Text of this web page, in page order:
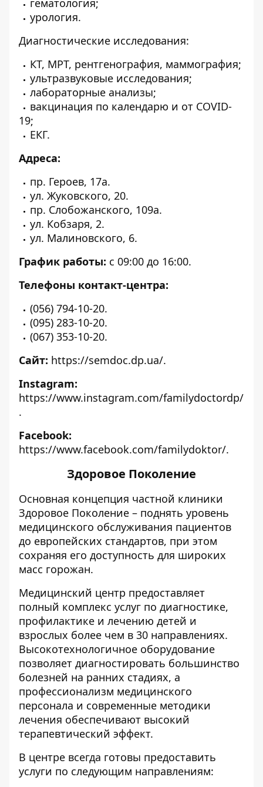
гематология;
урология.
Диагностические исследования:
КТ, МРТ, рентгенография, маммография;
ультразвуковые исследования;
лабораторные анализы;
вакцинация по календарю и от COVID-
19;
ЕКГ.
Адреса:
пр. Героев, 17а.
ул. Жуковского, 20.
пр. Слобожанского, 109а.
ул. Кобзаря, 2.
ул. Малиновского, 6.
График работы: с 09:00 до 16:00.
Телефоны контакт-центра:
(056) 794-10-20.
(095) 283-10-20.
(067) 353-10-20.
Сайт: https://semdoc.dp.ua/.
Instagram:
https://www.instagram.com/familydoctordp/
.
Facebook:
https://www.facebook.com/familydoktor/.
Здоровое Поколение
Основная концепция частной клиники
Здоровое Поколение – поднять уровень
медицинского обслуживания пациентов
до европейских стандартов, при этом
сохраняя его доступность для широких
масс горожан.
Медицинский центр предоставляет
полный комплекс услуг по диагностике,
профилактике и лечению детей и
взрослых более чем в 30 направлениях.
Высокотехнологичное оборудование
позволяет диагностировать большинство
болезней на ранних стадиях, а
профессионализм медицинского
персонала и современные методики
лечения обеспечивают высокий
терапевтический эффект.
В центре всегда готовы предоставить
услуги по следующим направлениям: